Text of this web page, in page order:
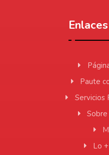
Paute
Servicios
Lo